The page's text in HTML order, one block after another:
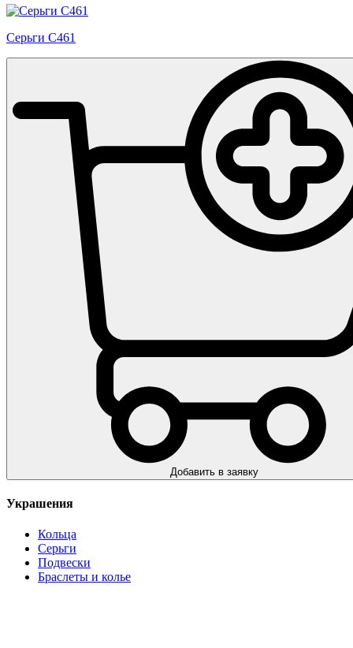
Серьги С461
Добавить в заявку
Украшения
Кольца
Серьги
Подвески
Браслеты и колье